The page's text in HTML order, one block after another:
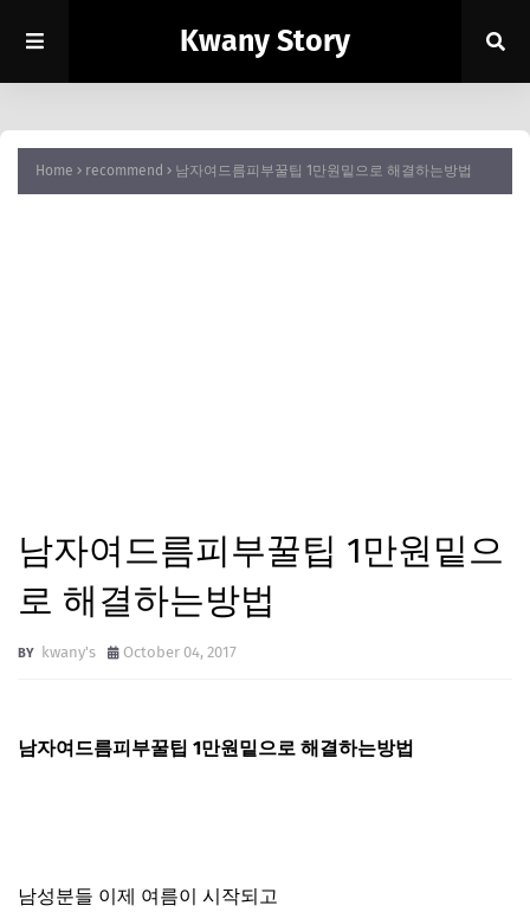
Kwany Story
Home recommend 남자여드름피부꿀팁 1만원밑으로 해결하는방법
남자여드름피부꿀팁 1만원밑으
로 해결하는방법
kwany's October 04, 2017
남자여드름피부꿀팁 1만원밑으로 해결하는방법
남성분들 이제 여름이 시작되고